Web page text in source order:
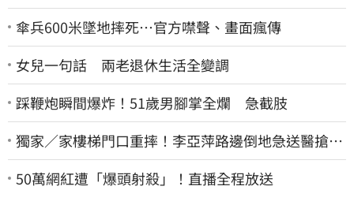
傘兵600米墜地摔死…官方噤聲、畫面瘋傳
女兒一句話 兩老退休生活全變調
踩鞭炮瞬間爆炸！51歲男腳掌全爛 急截肢
獨家／家樓梯門口重摔！李亞萍路邊倒地急送醫搶
命 「最新傷況」曝
50萬網紅遭「爆頭射殺」！直播全程放送